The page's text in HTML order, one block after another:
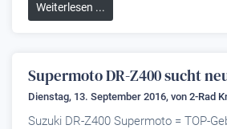
Weiterlesen ...
Supermoto DR-Z400 sucht
Dienstag, 13. September 2016, von 2-Rad
Suzuki DR-Z400 Supermoto = TOP-